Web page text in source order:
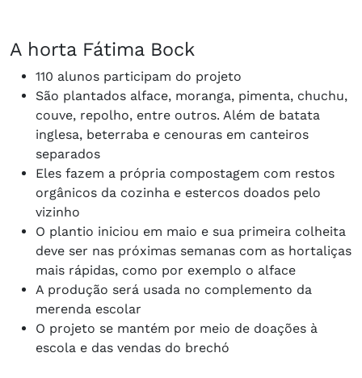
A horta Fátima Bock
110 alunos participam do projeto
São plantados alface, moranga, pimenta, chuchu,
couve, repolho, entre outros. Além de batata
inglesa, beterraba e cenouras em canteiros
separados
Eles fazem a própria compostagem com restos
orgânicos da cozinha e estercos doados pelo
vizinho
O plantio iniciou em maio e sua primeira colheita
deve ser nas próximas semanas com as hortaliças
mais rápidas, como por exemplo o alface
A produção será usada no complemento da
merenda escolar
O projeto se mantém por meio de doações à
escola e das vendas do brechó